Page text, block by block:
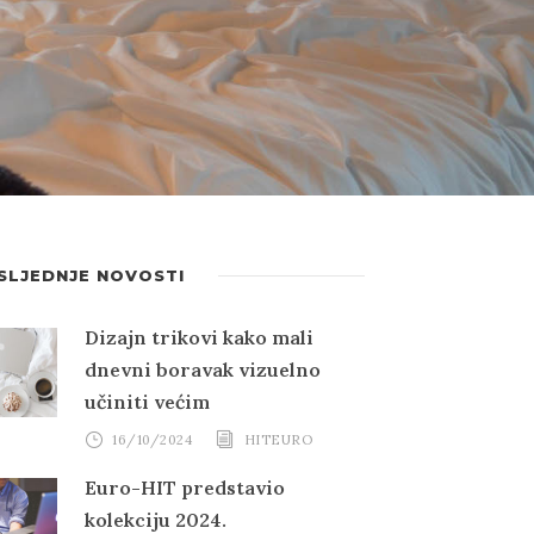
NOVOSTI
Dizajn trikovi kako mali
dnevni boravak vizuelno
učiniti većim
16/10/2024 HITEURO
Euro-HIT predstavio
kolekciju 2024.